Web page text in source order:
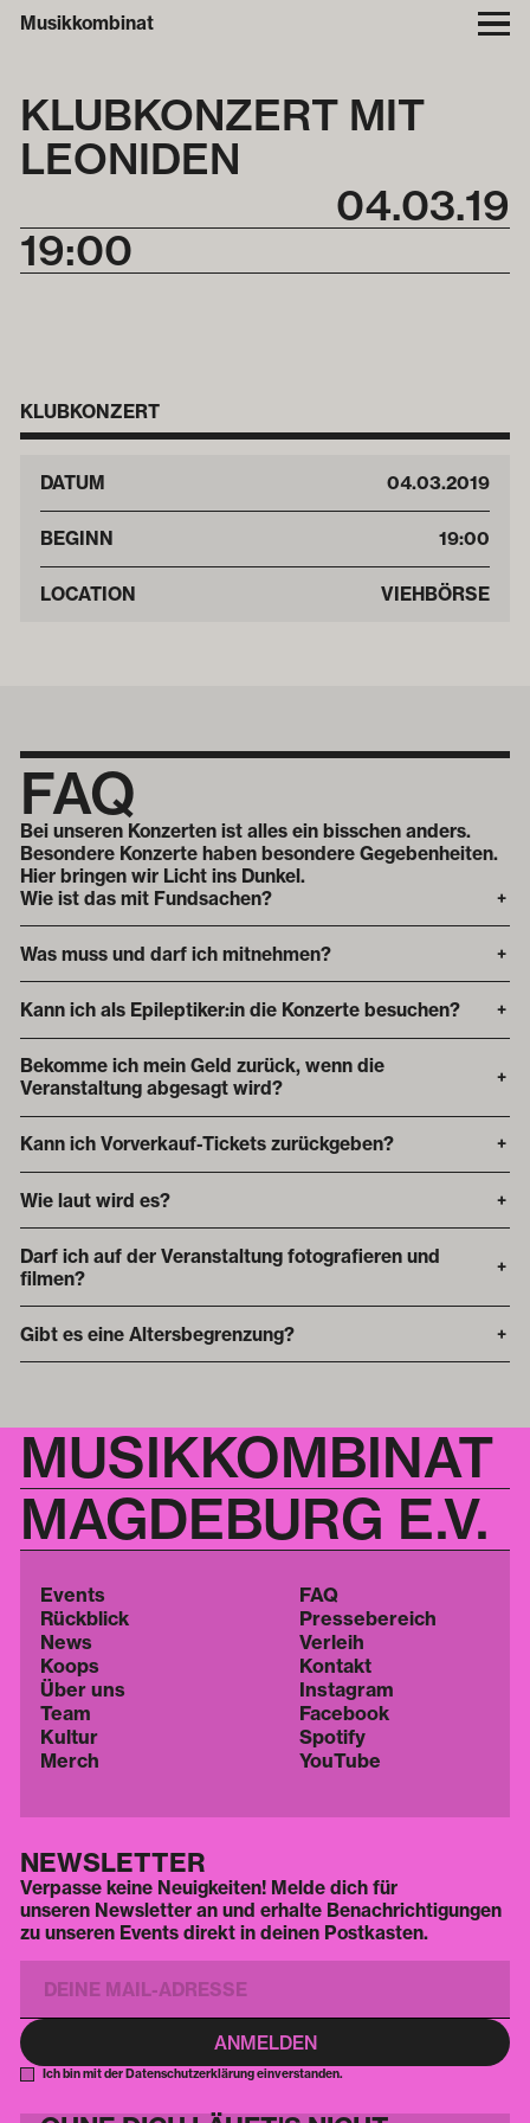
Musikkombinat
KLUBKONZERT MIT
LEONIDEN
04.03.19
19:00
KLUBKONZERT
DATUM 04.03.2019
BEGINN 19:00
LOCATION VIEHBÖRSE
FAQ
Bei unseren Konzerten ist alles ein bisschen anders.
Besondere Konzerte haben besondere Gegebenheiten.
Hier bringen wir Licht ins Dunkel.
Wie ist das mit Fundsachen?
+
Was muss und darf ich mitnehmen? +
Kann ich als Epileptiker:in die Konzerte besuchen? +
Bekomme ich mein Geld zurück, wenn die
Veranstaltung abgesagt wird?
+
Kann ich Vorverkauf-Tickets zurückgeben? +
Wie laut wird es? +
Darf ich auf der Veranstaltung fotografieren und
filmen?
+
Gibt es eine Altersbegrenzung? +
MUSIKKOMBINAT
MAGDEBURG E.V.
Events
Rückblick
News
Koops
Über uns
Team
Kultur
Merch
FAQ
Pressebereich
Verleih
Kontakt
Instagram
Facebook
Spotify
YouTube
NEWSLETTER
Verpasse keine Neuigkeiten! Melde dich für
unseren Newsletter an und erhalte Benachrichtigungen
zu unseren Events direkt in deinen Postkasten.
Ich bin mit der Datenschutzerklärung einverstanden.